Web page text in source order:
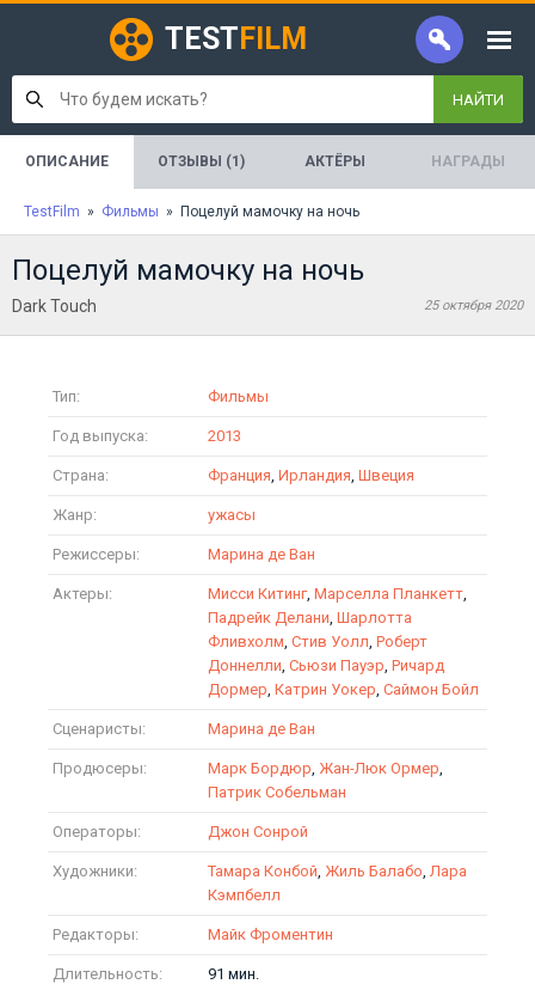
TEST FILM
НАЙТИ
ОПИСАНИЕ ОТЗЫВЫ (1) АКТЁРЫ НАГРАДЫ
TestFilm » Фильмы » Поцелуй мамочку на ночь
Поцелуй мамочку на ночь
Dark Touch 25 октября 2020
Тип: Фильмы
Год выпуска: 2013
Страна: Франция, Ирландия, Швеция
Жанр: ужасы
Режиссеры: Марина де Ван
Актеры: Мисси Китинг, Марселла Планкетт,
Падрейк Делани, Шарлотта
Фливхолм, Стив Уолл, Роберт
Доннелли, Сьюзи Пауэр, Ричард
Дормер, Катрин Уокер, Саймон Бойл
Сценаристы: Марина де Ван
Продюсеры: Марк Бордюр, Жан-Люк Ормер,
Патрик Собельман
Операторы: Джон Сонрой
Художники: Тамара Конбой, Жиль Балабо, Лара
Кэмпбелл
Редакторы: Майк Фроментин
Длительность: 91 мин.